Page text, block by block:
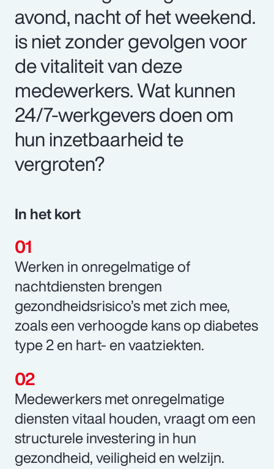
avond, nacht of het weekend.
is niet zonder gevolgen voor
de vitaliteit van deze
medewerkers. Wat kunnen
24/7-werkgevers doen om
hun inzetbaarheid te
vergroten?
In het kort
Werken in onregelmatige of
nachtdiensten brengen
gezondheidsrisico’s met zich mee,
zoals een verhoogde kans op diabetes
type 2 en hart- en vaatziekten.
Medewerkers met onregelmatige
diensten vitaal houden, vraagt om een
structurele investering in hun
gezondheid, veiligheid en welzijn.